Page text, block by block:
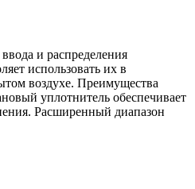
и распределения
использовать их в
воздухе. Преимущества
уплотнитель обеспечивает
Расширенный диапазон